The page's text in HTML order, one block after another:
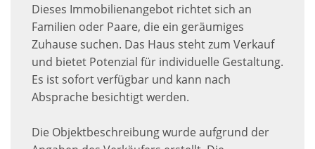
Dieses Immobilienangebot richtet sich an
Familien oder Paare, die ein geräumiges
Zuhause suchen. Das Haus steht zum Verkauf
und bietet Potenzial für individuelle Gestaltung.
Es ist sofort verfügbar und kann nach
Absprache besichtigt werden.
Die Objektbeschreibung wurde aufgrund der